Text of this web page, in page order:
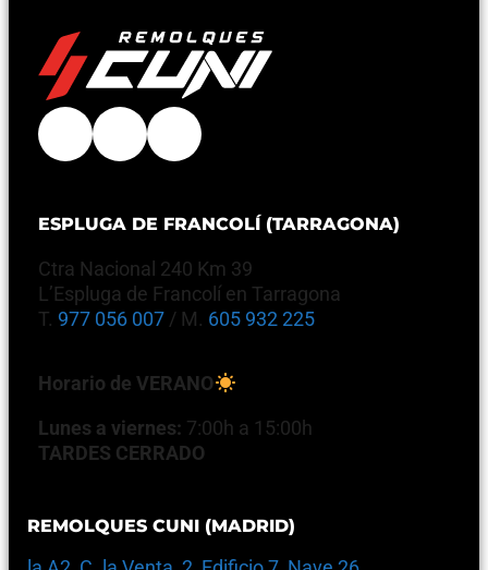
ESPLUGA DE FRANCOLÍ (TARRAGONA)
Ctra Nacional 240 Km 39
L’Espluga de Francolí en Tarragona
T. 977 056 007 / M. 605 932 225
Horario de VERANO
Lunes a viernes: 7:00h a 15:00h
TARDES CERRADO
REMOLQUES CUNI (MADRID)